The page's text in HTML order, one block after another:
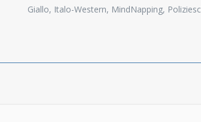
Giallo, Italo-Western, MindNapping,